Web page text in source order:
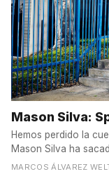
Mason Silva:
Hemos perdido la
Mason Silva ha
MARCOS ÁLVAREZ